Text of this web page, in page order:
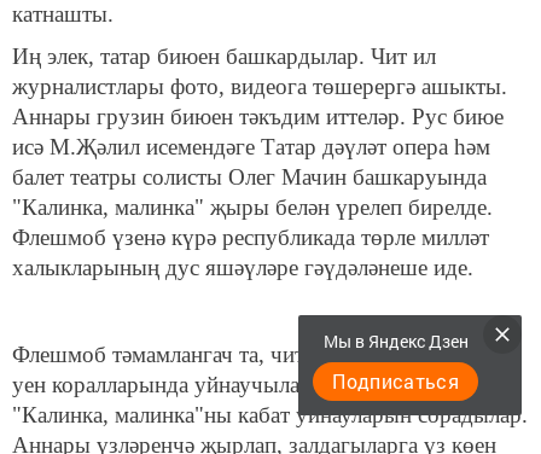
катнашты.
Иң элек, татар биюен башкардылар. Чит ил
журналистлары фото, видеога төшерергә ашыкты.
Аннары грузин биюен тәкъдим иттеләр. Рус биюе
исә М.Җәлил исемендәге Татар дәүләт опера һәм
балет театры солисты Олег Мачин башкаруында
"Калинка, малинка" җыры белән үрелеп бирелде.
Флешмоб үзенә күрә республикада төрле милләт
халыкларының дус яшәүләре гәүдәләнеше иде.
Флешмоб тәмамлангач та, чит ил журналистлары
уен коралларында уйнаучыларны җибәрмәделәр,
"Калинка, малинка"ны кабат уйнауларын сорадылар.
Аннары үзләренчә җырлап, залдагыларга үз көен
Мы в Яндекс Дзен
Подписаться